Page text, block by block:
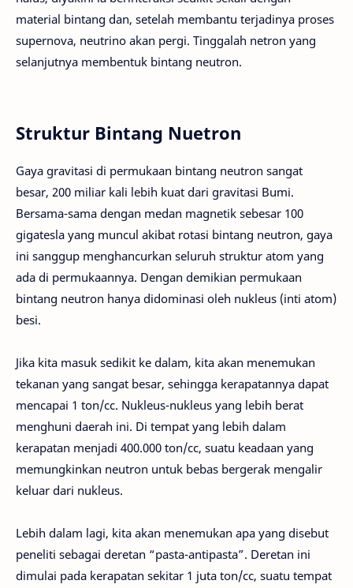
material bintang dan, setelah membantu terjadinya proses
supernova, neutrino akan pergi. Tinggalah netron yang
selanjutnya membentuk bintang neutron.
Struktur Bintang Nuetron
Gaya gravitasi di permukaan bintang neutron sangat
besar, 200 miliar kali lebih kuat dari gravitasi Bumi.
Bersama-sama dengan medan magnetik sebesar 100
gigatesla yang muncul akibat rotasi bintang neutron, gaya
ini sanggup menghancurkan seluruh struktur atom yang
ada di permukaannya. Dengan demikian permukaan
bintang neutron hanya didominasi oleh nukleus (inti atom)
besi.
Jika kita masuk sedikit ke dalam, kita akan menemukan
tekanan yang sangat besar, sehingga kerapatannya dapat
mencapai 1 ton/cc. Nukleus-nukleus yang lebih berat
menghuni daerah ini. Di tempat yang lebih dalam
kerapatan menjadi 400.000 ton/cc, suatu keadaan yang
memungkinkan neutron untuk bebas bergerak mengalir
keluar dari nukleus.
Lebih dalam lagi, kita akan menemukan apa yang disebut
peneliti sebagai deretan “pasta-antipasta”. Deretan ini
dimulai pada kerapatan sekitar 1 juta ton/cc, suatu tempat